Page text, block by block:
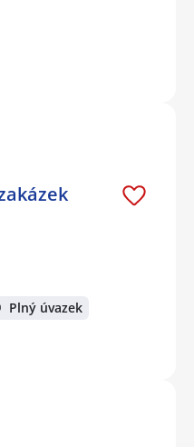
Plný úvazek